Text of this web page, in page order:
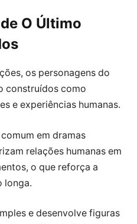
O Último
os personagens do
construídos como
e experiências humanas.
em dramas
relações humanas em
o que reforça a
longa.
e desenvolve figuras